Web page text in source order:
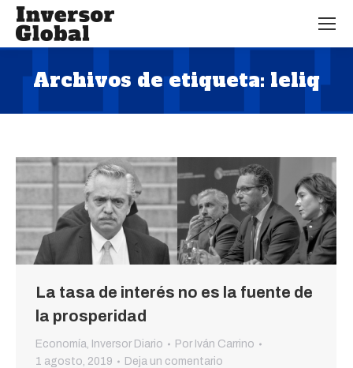
Archivos de etiqueta: leliq
La tasa de interés no es la fuente de
la prosperidad
Economía Inversor Diario Por Iván Carrino
1 agosto, 2019
Deja un comentario